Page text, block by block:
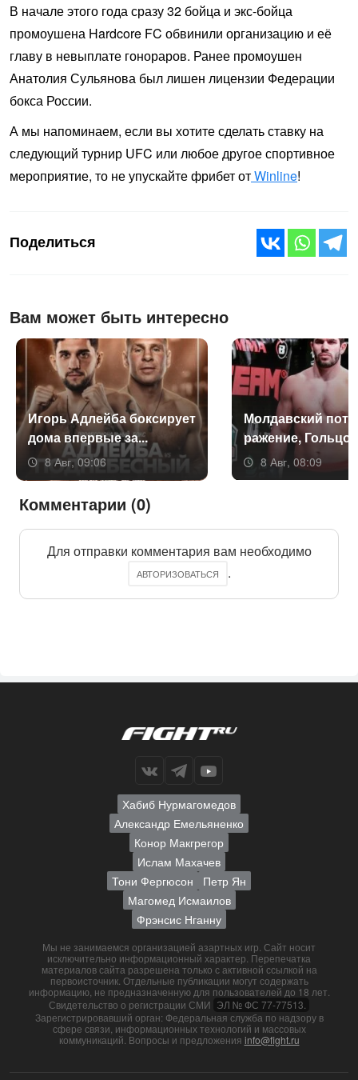
В начале этого года сразу 32 бойца и экс-бойца
промоушена Hardcore FC обвинили организацию и её
главу в невыплате гонораров. Ранее промоушен
Анатолия Сульянова был лишен лицензии Федерации
бокса России.
А мы напоминаем, если вы хотите сделать ставку на
следующий турнир UFC или любое другое спортивное
мероприятие, то не упускайте фрибет отWinline!
Поделиться
Вам может быть интересно
Игорь Ад­лей­ба бок­си­ру­ет
до­ма впер­вые за...
8 Авг, 09:06
Мол­давс­кий
раже­ние,
8 Авг, 08:09
Комментарии (0)
Для отправки комментария вам необходимо
АВТОРИЗОВАТЬСЯ .
Хабиб Нурмагомедов
Александр Емельяненко
Конор Макгрегор
Ислам Махачев
Тони Фергюсон
Петр Ян
Магомед Исмаилов
Фрэнсис Нганну
Мы не занимаемся организацией азартных игр. Сайт носит
исключительно информационный характер. Перепечатка
материалов сайта разрешена только с активной ссылкой на
первоисточник. Отдельные публикации могут содержать
информацию, не предназначенную для пользователей до 18 лет.
Свидетельство о регистрации СМИ ЭЛ № ФС 77-77513.
Зарегистрировавший орган: Федеральная служба по надзору в
сфере связи, информационных технологий и массовых
коммуникаций. Вопросы и предложения info@fight.ru